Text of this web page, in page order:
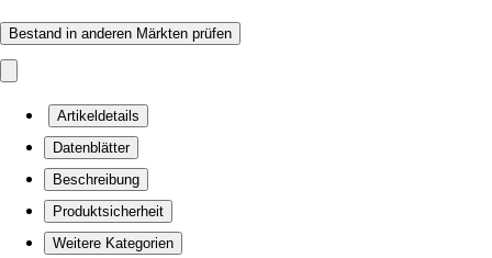
Bestand in anderen Märkten prüfen
Artikeldetails
Datenblätter
Beschreibung
Produktsicherheit
Weitere Kategorien